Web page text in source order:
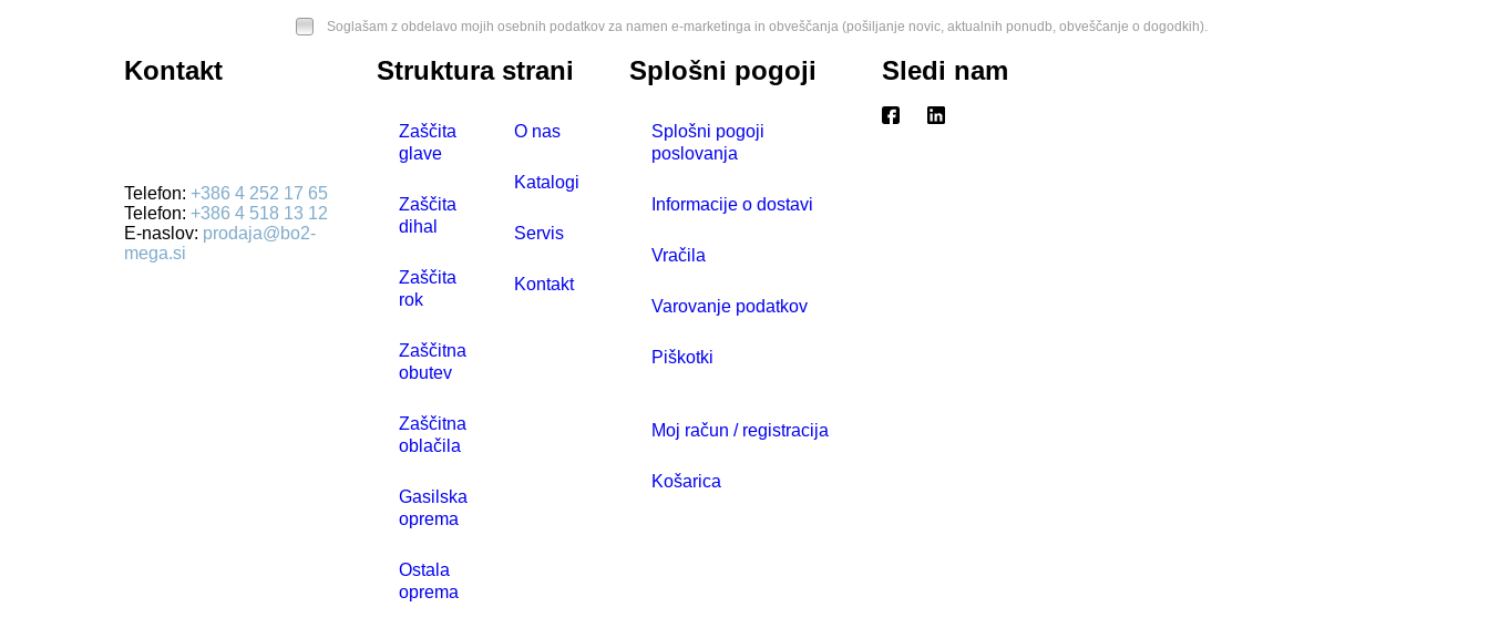
Soglašam z obdelavo mojih osebnih podatkov za namen e-marketinga in obveščanja (pošiljanje novic, aktualnih ponudb, obveščanje o dogodkih).
Kontakt
Telefon: +386 4 252 17 65
Telefon: +386 4 518 13 12
E-naslov: prodaja@bo2-
mega.si
Struktura strani
Zaščita
glave
Zaščita
dihal
Zaščita
rok
Zaščitna
obutev
Zaščitna
oblačila
Gasilska
oprema
Ostala
oprema
O nas
Katalogi
Servis
Kontakt
Splošni pogoji
Splošni pogoji
poslovanja
Informacije o dostavi
Vračila
Varovanje podatkov
Piškotki
Moj račun / registracija
Košarica
Sledi nam